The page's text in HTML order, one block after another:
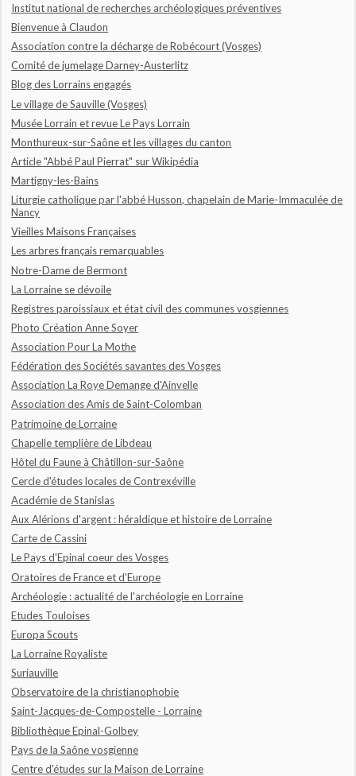
Institut national de recherches archéologiques préventives
Bienvenue à Claudon
Association contre la décharge de Robécourt (Vosges)
Comité de jumelage Darney-Austerlitz
Blog des Lorrains engagés
Le village de Sauville (Vosges)
Musée Lorrain et revue Le Pays Lorrain
Monthureux-sur-Saône et les villages du canton
Article "Abbé Paul Pierrat" sur Wikipédia
Martigny-les-Bains
Liturgie catholique par l'abbé Husson, chapelain de Marie-Immaculée de
Nancy
Vieilles Maisons Françaises
Les arbres français remarquables
Notre-Dame de Bermont
La Lorraine se dévoile
Registres paroissiaux et état civil des communes vosgiennes
Photo Création Anne Soyer
Association Pour La Mothe
Fédération des Sociétés savantes des Vosges
Association La Roye Demange d'Ainvelle
Association des Amis de Saint-Colomban
Patrimoine de Lorraine
Chapelle templière de Libdeau
Hôtel du Faune à Châtillon-sur-Saône
Cercle d'études locales de Contrexéville
Académie de Stanislas
Aux Alérions d'argent : héraldique et histoire de Lorraine
Carte de Cassini
Le Pays d'Epinal coeur des Vosges
Oratoires de France et d'Europe
Archéologie : actualité de l'archéologie en Lorraine
Etudes Touloises
Europa Scouts
La Lorraine Royaliste
Suriauville
Observatoire de la christianophobie
Saint-Jacques-de-Compostelle - Lorraine
Bibliothèque Epinal-Golbey
Pays de la Saône vosgienne
Centre d'études sur la Maison de Lorraine